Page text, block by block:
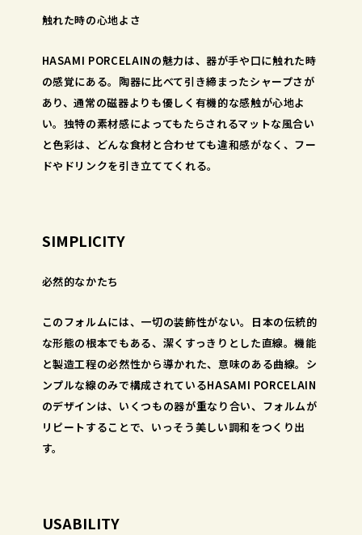
触れた時の心地よさ
HASAMI PORCELAINの魅力は、器が手や口に触れた時
の感覚にある。陶器に比べて引き締まったシャープさが
あり、通常の磁器よりも優しく有機的な感触が心地よ
い。独特の素材感によってもたらされるマットな風合い
と色彩は、どんな食材と合わせても違和感がなく、フー
ドやドリンクを引き立ててくれる。
SIMPLICITY
必然的なかたち
このフォルムには、一切の装飾性がない。日本の伝統的
な形態の根本でもある、潔くすっきりとした直線。機能
と製造工程の必然性から導かれた、意味のある曲線。シ
ンプルな線のみで構成されているHASAMI PORCELAIN
のデザインは、いくつもの器が重なり合い、フォルムが
リピートすることで、いっそう美しい調和をつくり出
す。
USABILITY